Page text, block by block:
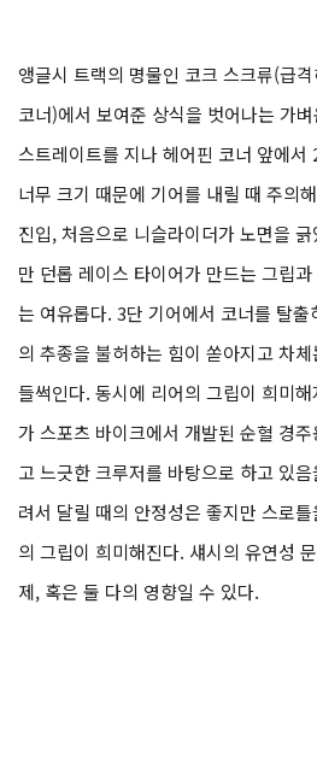
앵글시 트랙의 명물인 코크 스크류(급
코너)에서 보여준 상식을 벗어나는 가
스트레이트를 지나 헤어핀 코너 앞에서
너무 크기 때문에 기어를 내릴 때 주의
진입, 처음으로 니슬라이더가 노면을
만 던롭 레이스 타이어가 만드는 그립
는 여유롭다. 3단 기어에서 코너를 탈
의 추종을 불허하는 힘이 쏟아지고 차
들썩인다. 동시에 리어의 그립이 희미
가 스포츠 바이크에서 개발된 순혈 경
고 느긋한 크루저를 바탕으로 하고 있
려서 달릴 때의 안정성은 좋지만 스로
의 그립이 희미해진다. 섀시의 유연성
제, 혹은 둘 다의 영향일 수 있다.